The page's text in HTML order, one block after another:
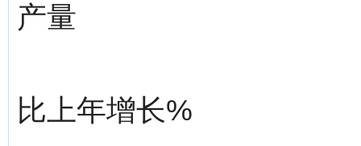
产量
比上年增长%